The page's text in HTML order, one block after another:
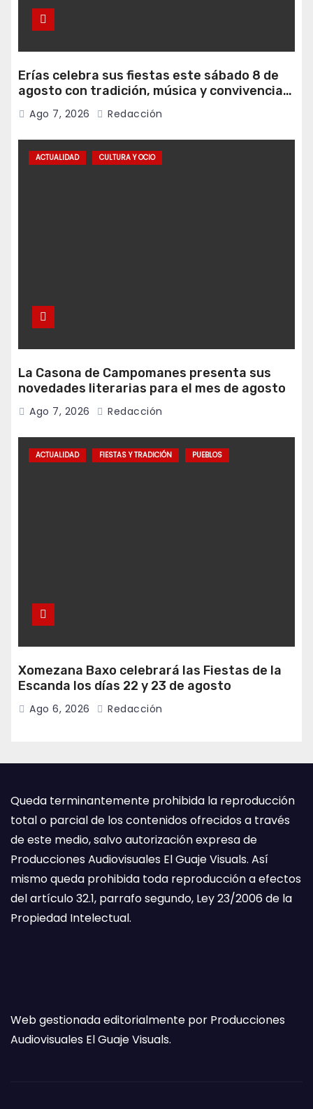
Erías celebra sus fiestas este sábado 8 de
agosto con tradición, música y convivencia
vecinal
Ago 7, 2026 Redacción
ACTUALIDAD CULTURA Y OCIO
La Casona de Campomanes presenta sus
novedades literarias para el mes de agosto
Ago 7, 2026 Redacción
ACTUALIDAD FIESTAS Y TRADICIÓN PUEBLOS
Xomezana Baxo celebrará las Fiestas de la
Escanda los días 22 y 23 de agosto
Ago 6, 2026 Redacción
Queda terminantemente prohibida la reproducción
total o parcial de los contenidos ofrecidos a través
de este medio, salvo autorización expresa de
Producciones Audiovisuales El Guaje Visuals. Así
mismo queda prohibida toda reproducción a efectos
del artículo 32.1, parrafo segundo, Ley 23/2006 de la
Propiedad Intelectual.
Web gestionada editorialmente por Producciones
Audiovisuales El Guaje Visuals.